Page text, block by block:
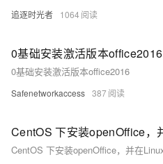
追逐时光者 1064
0基础安装激活版本office2016
0基础安装激活版本office2016
Safenetworkaccess 387